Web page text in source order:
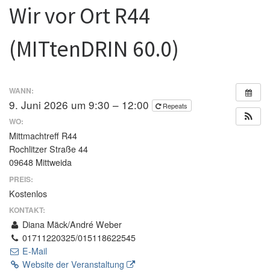
Wir vor Ort R44
(MITtenDRIN 60.0)
WANN:
9. Juni 2026 um 9:30 – 12:00 Repeats
WO:
Mittmachtreff R44
Rochlitzer Straße 44
09648 Mittweida
PREIS:
Kostenlos
KONTAKT:
Diana Mäck/André Weber
01711220325/015118622545
E-Mail
Website der Veranstaltung